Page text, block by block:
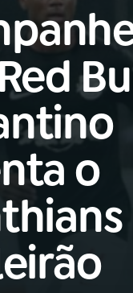
AO VIVO
o